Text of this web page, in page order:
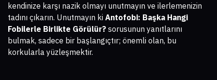
kendinize karşı nazik olmayı unutmayın ve ilerlemenizin
tadını çıkarın. Unutmayın ki Antofobi: Başka Hangi
Fobilerle Birlikte Görülür? sorusunun yanıtlarını
bulmak, sadece bir başlangıçtır; önemli olan, bu
korkularla yüzleşmektir.